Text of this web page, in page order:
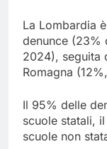
La Lombardia
denunce (23%
2024), seguita
Romagna
Il 95% delle
scuole statali,
scuole non